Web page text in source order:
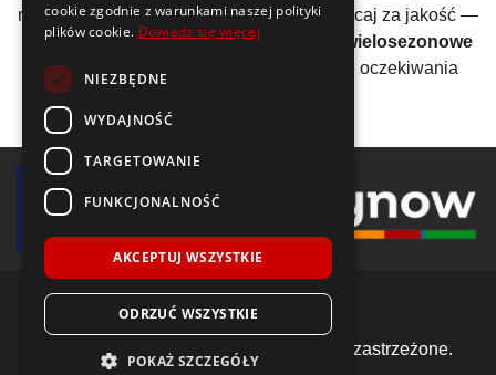
rozwiązania na każdą kieszeń. Nie przepłacaj za jakość —
postaw na skuteczność i wybierz
opony wielosezonowe
w przystępnej cenie, które spełnią Twoje oczekiwania
© 2018-2026 Voida.pl. Wszelkie prawa zastrzeżone.
cookie zgodnie z warunkami naszej polityki
plików cookie. Dowiedz się więcej
NIEZBĘDNE
WYDAJNOŚĆ
TARGETOWANIE
FUNKCJONALNOŚĆ
AKCEPTUJ WSZYSTKIE
ODRZUĆ WSZYSTKIE
POKAŻ SZCZEGÓŁY